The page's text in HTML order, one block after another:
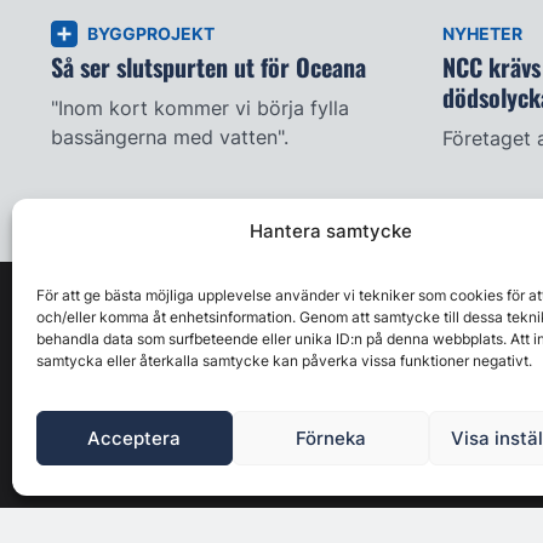
Hantera samtycke
För att ge bästa möjliga upplevelse använder vi tekniker som cookies för
och/eller komma åt enhetsinformation. Genom att samtycke till dessa
behandla data som surfbeteende eller unika ID:n på denna webbplats. Att
samtycka eller återkalla samtycke kan påverka vissa funktioner negativt.
Acceptera Förneka Visa
BYGGPROJEKT
Så ser slutspurten ut för Oceana
"Inom kort kommer vi börja fylla
bassängerna med vatten".
NYHETER
NCC
Företaget